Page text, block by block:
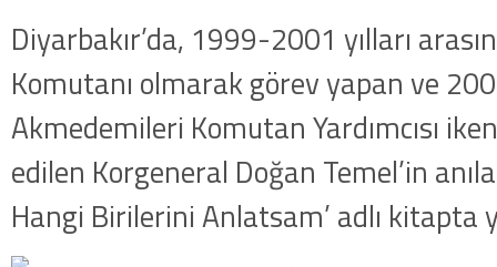
Diyarbakır’da, 1999-2001 yılları
Komutanı olmarak görev yapan ve
Akmedemileri Komutan Yardımcısı
edilen Korgeneral Doğan Temel’in
Hangi Birilerini Anlatsam’ adlı kitapta